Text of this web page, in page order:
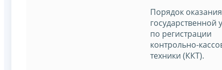
Порядок оказания
государственной
по регистрации
контрольно-
техники (ККТ).